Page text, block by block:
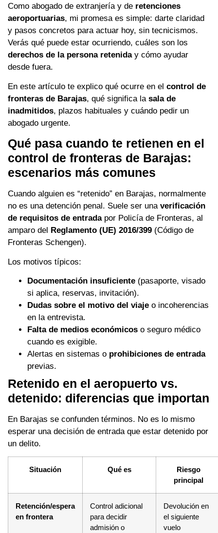
Como abogado de extranjería y de retenciones
aeroportuarias, mi promesa es simple: darte claridad
y pasos concretos para actuar hoy, sin tecnicismos.
Verás qué puede estar ocurriendo, cuáles son los
derechos de la persona reteniday cómo ayudar
desde fuera.
En este artículo te explico qué ocurre en el control de
fronteras de Barajas, qué significa la sala de
inadmitidos, plazos habituales y cuándo pedir un
abogado urgente.
Qué pasa cuando te retienen en el
control de fronteras de Barajas:
escenarios más comunes
Cuando alguien es “retenido” en Barajas, normalmente
no es una detención penal. Suele ser una verificación
de requisitos de entradapor Policía de Fronteras, al
amparo del
Reglamento (UE) 2016/399 (Código de
Fronteras Schengen).
Los motivos típicos:
Documentación insuficiente (pasaporte, visado
si aplica, reservas, invitación).
Dudas sobre el motivo del viaje o incoherencias
en la entrevista.
Falta de medios económicos o seguro médico
cuando es exigible.
Alertas en sistemas o prohibiciones de entrada
previas.
Retenido en el aeropuerto vs.
detenido: diferencias que importan
En Barajas se confunden términos. No es lo mismo
esperar una decisión de entrada que estar detenido por
un delito.
Situación Qué es
Riesgo
principal
Retención/espera
en frontera
Control adicional
para decidir
admisión o
Devolución en
el siguiente
vuelo